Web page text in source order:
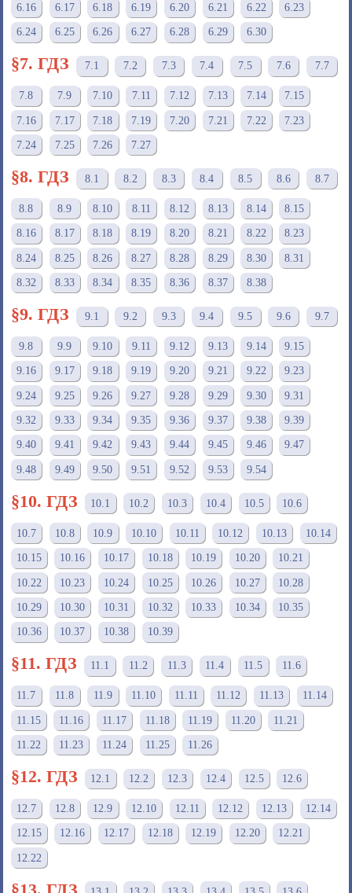
6.16 6.17 6.18 6.19 6.20 6.21 6.22 6.23
6.24 6.25 6.26 6.27 6.28 6.29 6.30
§7. ГДЗ 7.1 7.2 7.3 7.4 7.5 7.6 7.7
7.8 7.9 7.10 7.11 7.12 7.13 7.14 7.15
7.16 7.17 7.18 7.19 7.20 7.21 7.22 7.23
7.24 7.25 7.26 7.27
§8. ГДЗ 8.1 8.2 8.3 8.4 8.5 8.6 8.7
8.8 8.9 8.10 8.11 8.12 8.13 8.14 8.15
8.16 8.17 8.18 8.19 8.20 8.21 8.22 8.23
8.24 8.25 8.26 8.27 8.28 8.29 8.30 8.31
8.32 8.33 8.34 8.35 8.36 8.37 8.38
§9. ГДЗ 9.1 9.2 9.3 9.4 9.5 9.6 9.7
9.8 9.9 9.10 9.11 9.12 9.13 9.14 9.15
9.16 9.17 9.18 9.19 9.20 9.21 9.22 9.23
9.24 9.25 9.26 9.27 9.28 9.29 9.30 9.31
9.32 9.33 9.34 9.35 9.36 9.37 9.38 9.39
9.40 9.41 9.42 9.43 9.44 9.45 9.46 9.47
9.48 9.49 9.50 9.51 9.52 9.53 9.54
§10. ГДЗ 10.1 10.2 10.3 10.4 10.5 10.6
10.7 10.8 10.9 10.10 10.11 10.12 10.13 10.14
10.15 10.16 10.17 10.18 10.19 10.20 10.21
10.22 10.23 10.24 10.25 10.26 10.27 10.28
10.29 10.30 10.31 10.32 10.33 10.34 10.35
10.36 10.37 10.38 10.39
§11. ГДЗ 11.1 11.2 11.3 11.4 11.5 11.6
11.7 11.8 11.9 11.10 11.11 11.12 11.13 11.14
11.15 11.16 11.17 11.18 11.19 11.20 11.21
11.22 11.23 11.24 11.25 11.26
§12. ГДЗ 12.1 12.2 12.3 12.4 12.5 12.6
12.7 12.8 12.9 12.10 12.11 12.12 12.13 12.14
12.15 12.16 12.17 12.18 12.19 12.20 12.21
12.22